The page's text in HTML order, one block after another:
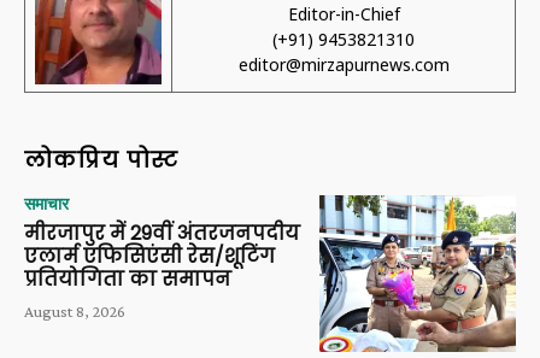
Editor-in-Chief
(+91) 9453821310
editor@mirzapurnews.com
लोकप्रिय पोस्ट
समाचार
मीरजापुर में 29वीं अंतरजनपदीय
एलार्म एफिसिएंसी रेस/शूटिंग
प्रतियोगिता का समापन
August 8, 2026